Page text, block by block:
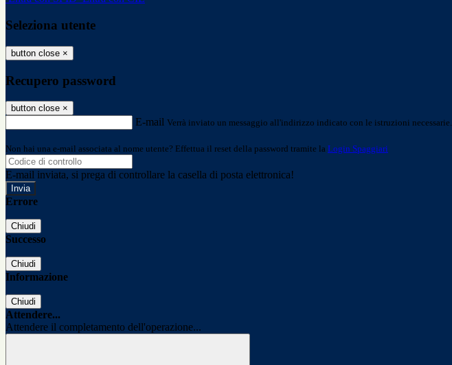
Seleziona utente
button close ×
Recupero password
button close ×
E-mail Verrà inviato un messaggio all'indirizzo indicato con le istruzioni necessarie.
Non hai una e-mail associata al nome utente? Effettua il reset della password tramite la Login Spaggiari
E-mail inviata, si prega di controllare la casella di posta elettronica!
Errore
Chiudi
Successo
Chiudi
Informazione
Chiudi
Attendere...
Attendere il completamento dell'operazione...